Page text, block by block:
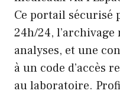
Ce portail sécurisé
24h/24,
analyses, et une
à un code d’accès
au laboratoire.